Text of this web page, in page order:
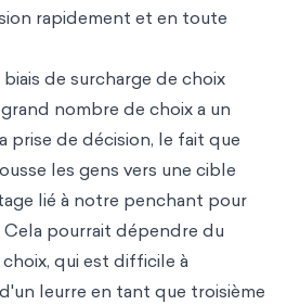
rapidement et en toute
de surcharge de choix
nombre de choix a un
prise de décision, le fait que
les gens vers une cible
lié à notre penchant pour
pourrait dépendre du
qui est difficile à
leurre en tant que troisième